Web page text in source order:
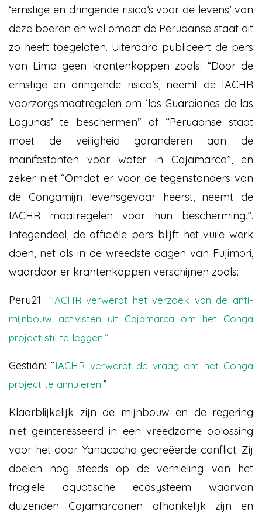
‘ernstige en dringende risico’s voor de levens’ van
deze boeren en wel omdat de Peruaanse staat dit
zo heeft toegelaten. Uiteraard publiceert de pers
van Lima geen krantenkoppen zoals: “Door de
ernstige en dringende risico’s, neemt de IACHR
voorzorgsmaatregelen om ‘los Guardianes de las
Lagunas’ te beschermen” of “Peruaanse staat
moet de veiligheid garanderen aan de
manifestanten voor water in Cajamarca”, en
zeker niet ​​“Omdat er voor de tegenstanders van
de Congamijn levensgevaar heerst, neemt de
IACHR maatregelen voor hun bescherming.”.
Integendeel, de officiële pers blijft het vuile werk
doen, net als in de wreedste dagen van Fujimori,
waardoor er krantenkoppen verschijnen zoals:
Peru21: “IACHR verwerpt het verzoek van de anti-
mijnbouw activisten uit Cajamarca om het Conga
project stil te leggen.”
Gestión: “IACHR verwerpt de vraag om het Conga
project te annuleren.”
Klaarblijkelijk zijn de mijnbouw en de regering
niet geïnteresseerd in een vreedzame oplossing
voor het door Yanacocha gecreëerde conflict. Zij
doelen nog steeds op de vernieling van het
fragiele aquatische ecosysteem waarvan
duizenden Cajamarcanen afhankelijk zijn en